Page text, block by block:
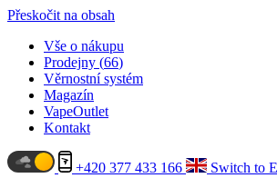
Přeskočit na obsah
Vše o nákupu
Prodejny (66)
Věrnostní systém
Magazín
VapeOutlet
Kontakt
+420 377 433 166
Switch to